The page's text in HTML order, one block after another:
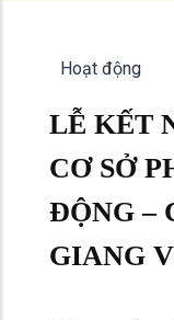
Hoạt động
LỄ KẾT
CƠ SỞ
ĐỘNG –
GIANG